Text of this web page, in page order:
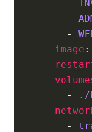
-
-
-
image :
-
./
-